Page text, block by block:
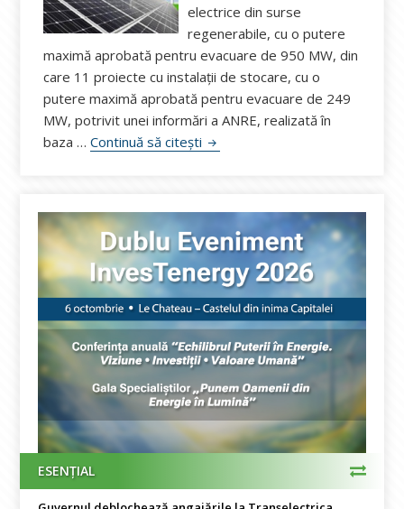
electrice din surse
regenerabile, cu o putere
maximă aprobată pentru evacuare de 950 MW, din
care 11 proiecte cu instalații de stocare, cu o
putere maximă aprobată pentru evacuare de 249
MW, potrivit unei informări a ANRE, realizată în
baza …Continuă să citești Date ANRE: În 2024, au fost
ESENȚIAL